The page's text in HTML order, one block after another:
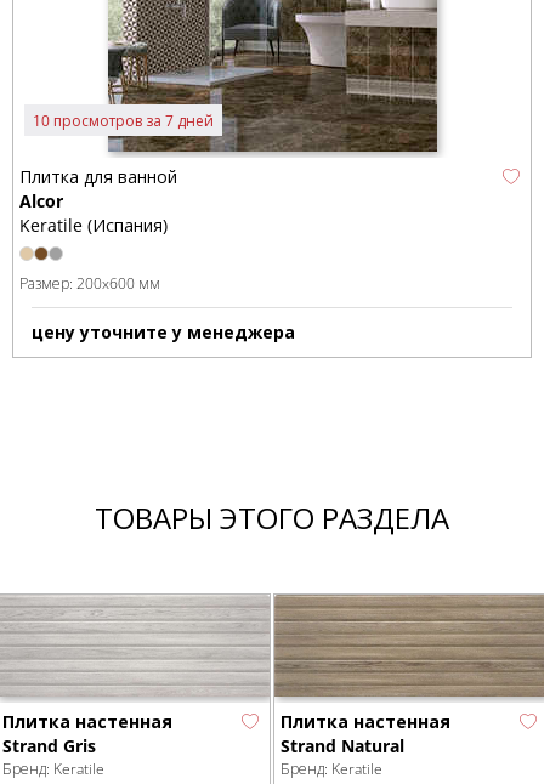
10 просмотров за 7 дней
Плитка для ванной
Alcor
Keratile (Испания)
Размер: 200x600 мм
цену уточните у менеджера
ТОВАРЫ ЭТОГО РАЗДЕЛА
Плитка настенная
Strand Gris
Бренд: Keratile
Плитка настенная
Strand Natural
Бренд: Keratile